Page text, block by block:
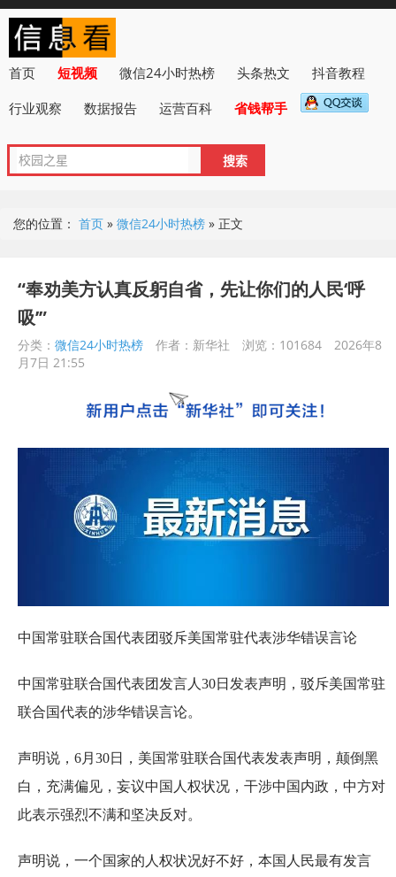
首页 短视频 微信24小时热榜 头条热文
抖音教程
行业观察
数据报告 运营百科 省钱帮手
您的位置： 首页 » 微信24小时热榜 » 正文
“奉劝美方认真反躬自省，先让你们的人民‘呼
吸’”
分类： 微信24小时热榜 作者：新华社 浏览：101684
2026年8
月7日 21:55
中国常驻联合国代表团驳斥美国常驻代表涉华错误言论
中国常驻联合国代表团发言人30日发表声明，驳斥美国常驻
联合国代表的涉华错误言论。
声明说，6月30日，美国常驻联合国代表发表声明，颠倒黑
白，充满偏见，妄议中国人权状况，干涉中国内政，中方对
此表示强烈不满和坚决反对。
声明说，一个国家的人权状况好不好，本国人民最有发言